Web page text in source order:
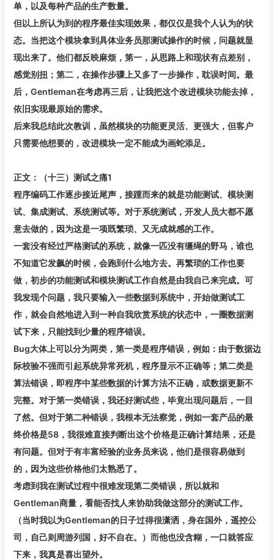
单，以及每种产品的生产数量。
但以上所认为到的程序最佳实现效果，都仅仅是我个人认为的状
态。当把这个模块拿到具体业务员那测试操作的时候，问题就显
现出来了。他们都反映麻烦，第一，从思路上和现状有点差别，
感觉别扭；第二，在操作步骤上又多了一步操作，耽误时间。最
后，Gentleman在考虑再三后，让我把这个改进模块功能去掉，
依旧实现最原始的需求。
后来我总结此次教训，虽然模块的功能更灵活、更强大，但客户
只需要他想要的，改进模块一定不能成为画蛇添足。
正文：（十三）测试之痛1
程序编码工作逐步接近尾声，接踵而来的就是功能测试、模块测
试、集成测试、系统测试等。对于系统测试，开发人员大都不愿
意去做的，因为这是一项既繁琐、又无成就感的工作。
一套没有经过严格测试的系统，就像一匹没有缰绳的野马，谁也
不知道它发飙的时候，会跑到什么地方去。再繁琐的工作也要
做，初步的功能测试和模块测试工作自然是由我自己来完成。可
我发现个问题，我只要输入一些数据到系统中，开始做测试工
作，就会自然地进入到一种自我欣赏系统的状态中，一圈数据测
试下来，只能找到少量的程序错误。
Bug大体上可以分为两类，第一类是程序错误，例如：由于数据边
际校验不强而引起系统异常死机，程序显示不正确等；第二类是
算法错误，即程序中某些数据的计算方法不正确，或数据更新不
完整。对于第一类错误，我还好测试些，毕竟出现问题后，一目
了然。但对于第二种错误，我根本无法察觉，例如一套产品的最
终价格是58，我很难直接判断出这个价格是正确计算结果，还是
有问题。但对于有丰富经验的业务员来说，他们是很容易做到
的，因为这些价格他们太熟悉了。
考虑到我在测试过程中很难发现第二类错误，所以就和
Gentleman商量，看能否找人来协助我做这部分的测试工作。
（当时我以为Gentleman的日子过得很潇洒，身在国外，遥控公
司，自己则周游列国，好不自在。）而他也没含糊，一口就答应
下来，我真是喜出望外。